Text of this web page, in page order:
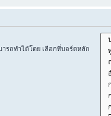
รถทำได้โดย เลือกที่บอร์ดหลัก